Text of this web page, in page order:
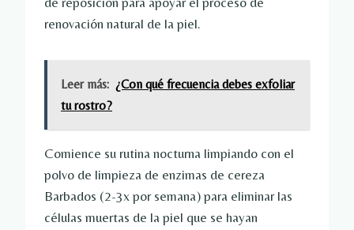
renovación natural de la piel.
Leer más: ¿Con qué frecuencia debes exfoliar
tu rostro?
Comience su rutina nocturna limpiando con el
polvo de limpieza de enzimas de cereza
Barbados (2-3x por semana) para eliminar las
células muertas de la piel que se hayan